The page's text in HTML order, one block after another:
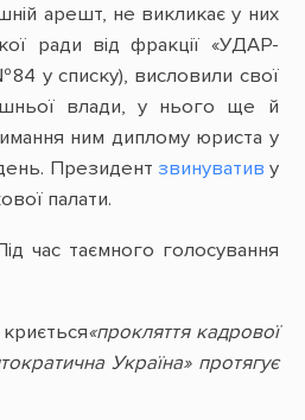
арешт, не викликає у них
ради від фракції «УДАР-
у списку), висловили свої
влади, у нього ще й
ним диплому юриста у
Президент звинуватив у
палати.
час таємного голосування
«прокляття кадрової
Україна» протягує